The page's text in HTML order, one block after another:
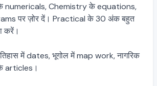
numericals, Chemistry के equations,
पर ज़ोर दें। Practical के 30 अंक बहुत
करें।
में dates, भूगोल में map work, नागरिक
articles।